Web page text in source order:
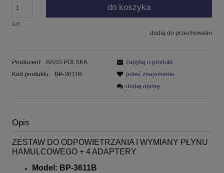
szt.
do koszyka
dodaj do przechowalni
Producent:
BASS POLSKA
Kod produktu:
BP-3611B
zapytaj o produkt
poleć znajomemu
dodaj opinię
Opis
ZESTAW DO ODPOWIETRZANIA I WYMIANY PŁYNU
HAMULCOWEGO + 4 ADAPTERY
Model: BP-3611B